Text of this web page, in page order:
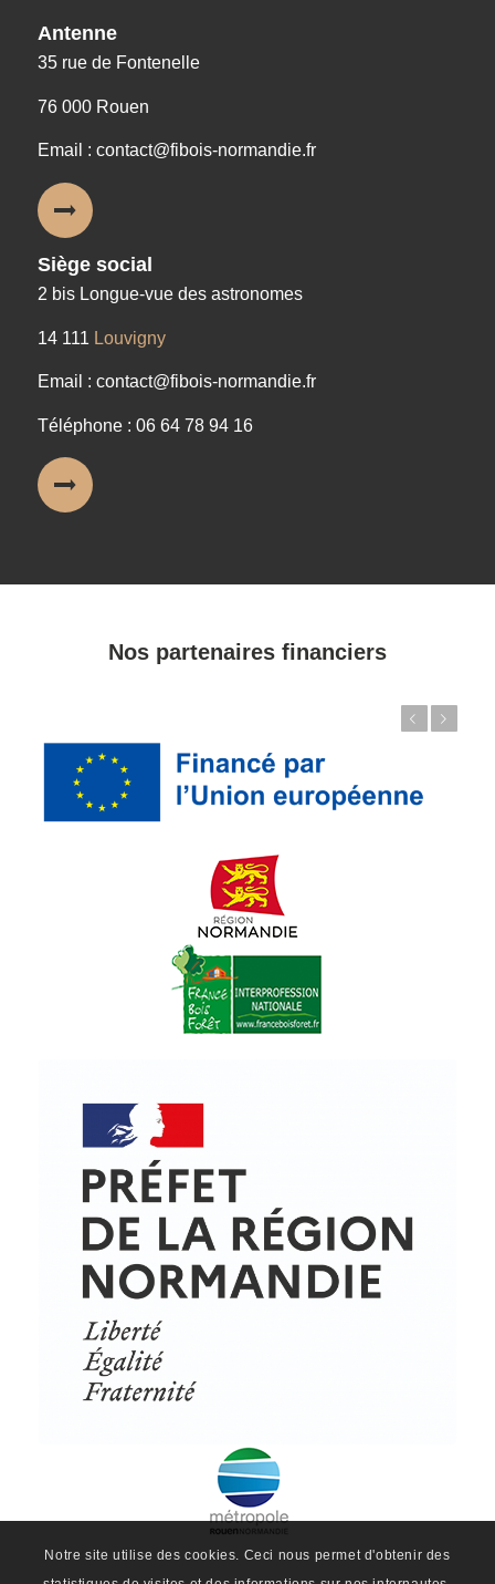
Antenne
35 rue de Fontenelle
76 000 Rouen
Email : contact@fibois-normandie.fr
Siège social
2 bis Longue-vue des astronomes
14 111 Louvigny
Email : contact@fibois-normandie.fr
Téléphone : 06 64 78 94 16
Nos partenaires financiers
© Copyright - ProfessionsBois | Conception et réalisation :
Actualités
Mentions légales
Politique de confidentialité
Notre site utilise des cookies. Ceci nous permet d'obtenir des